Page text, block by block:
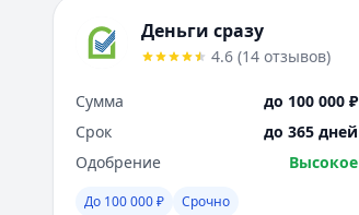
Деньги сразу
4.6 (14 отзывов)
Сумма
до 100 000 ₽
Срок
до 365 дней
Одобрение
Высокое
До 100 000 ₽ Срочно